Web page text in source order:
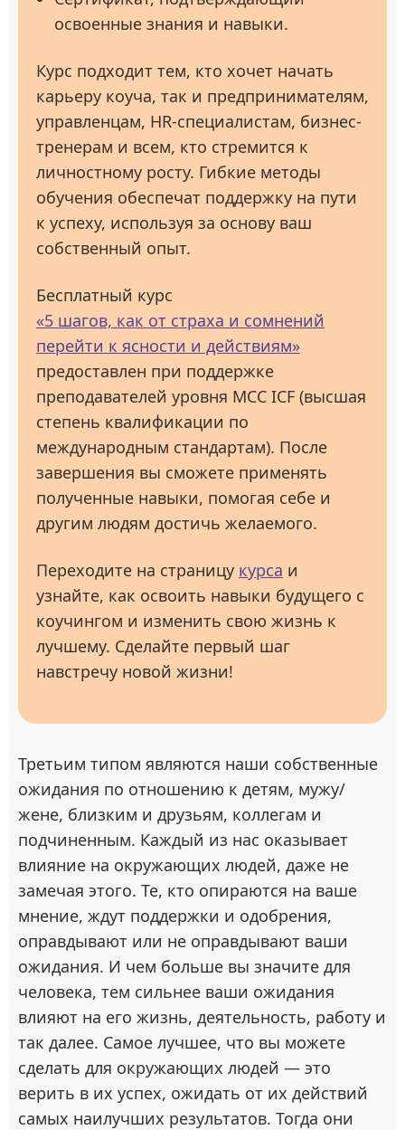
освоенные знания и навыки.
Курс подходит тем, кто хочет начать
карьеру коуча, так и предпринимателям,
управленцам, HR-специалистам, бизнес-
тренерам и всем, кто стремится к
личностному росту. Гибкие методы
обучения обеспечат поддержку на пути
к успеху, используя за основу ваш
собственный опыт.
Бесплатный курс
«5 шагов, как от страха и сомнений
перейти к ясности и действиям»
предоставлен при поддержке
преподавателей уровня МСС ICF (высшая
степень квалификации по
международным стандартам). После
завершения вы сможете применять
полученные навыки, помогая себе и
другим людям достичь желаемого.
Переходите на страницу курса и
узнайте, как освоить навыки будущего с
коучингом и изменить свою жизнь к
лучшему. Сделайте первый шаг
навстречу новой жизни!
Третьим типом являются наши собственные
ожидания по отношению к детям, мужу/
жене, близким и друзьям, коллегам и
подчиненным. Каждый из нас оказывает
влияние на окружающих людей, даже не
замечая этого. Те, кто опираются на ваше
мнение, ждут поддержки и одобрения,
оправдывают или не оправдывают ваши
ожидания. И чем больше вы значите для
человека, тем сильнее ваши ожидания
влияют на его жизнь, деятельность, работу и
так далее. Самое лучшее, что вы можете
сделать для окружающих людей — это
верить в их успех, ожидать от их действий
самых наилучших результатов. Тогда они